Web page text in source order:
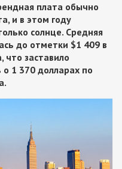
плата обычно
и в этом году
солнце. Средняя
до отметки $1 409 в
заставило
1 370 долларах по